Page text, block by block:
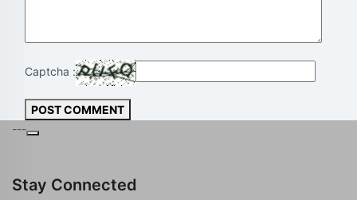
Captcha :
POST COMMENT
---
Stay Connected